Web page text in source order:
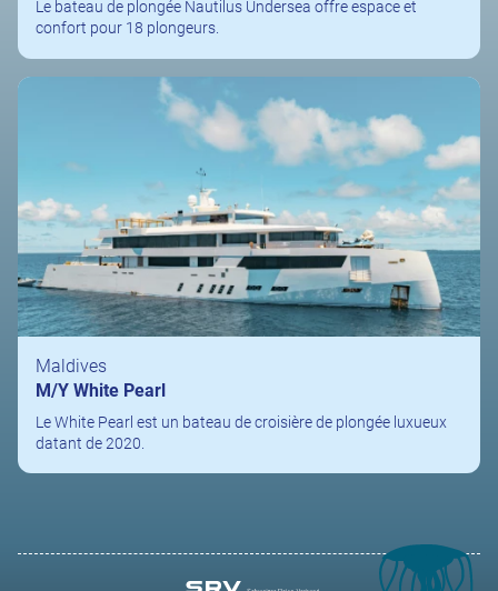
Le bateau de plongée Nautilus Undersea offre espace et
confort pour 18 plongeurs.
Maldives
M/Y White Pearl
Le White Pearl est un bateau de croisière de plongée luxueux
datant de 2020.